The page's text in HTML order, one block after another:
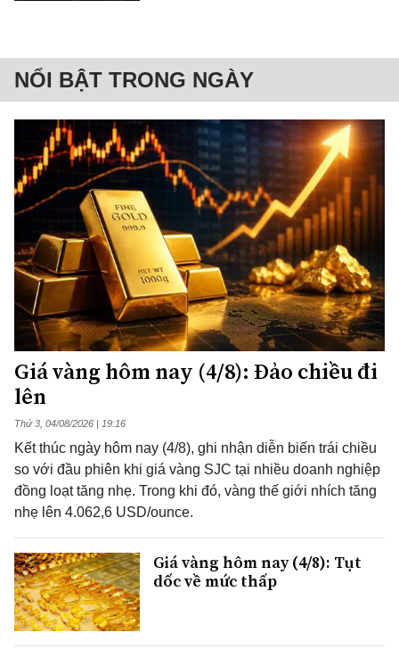
NỔI BẬT TRONG NGÀY
Giá vàng hôm nay (4/8): Đảo chiều đi
lên
Thứ 3, 04/08/2026 | 19:16
Kết thúc ngày hôm nay (4/8), ghi nhận diễn biến trái chiều
so với đầu phiên khi giá vàng SJC tại nhiều doanh nghiệp
đồng loạt tăng nhẹ. Trong khi đó, vàng thế giới nhích tăng
nhẹ lên 4.062,6 USD/ounce.
Giá vàng hôm nay (4/8): Tụt
dốc về mức thấp